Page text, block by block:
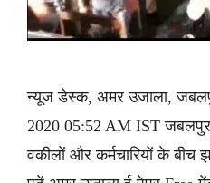
न्यूज डेस्क, अमर उजाला,
2020 05:52 AM IST
वकीलों और कर्मचारियों के